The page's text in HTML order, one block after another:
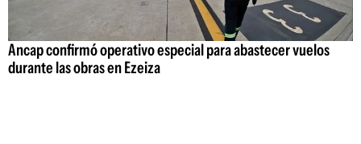
Ancap confirmó operativo especial para abastecer vuelos
durante las obras en Ezeiza